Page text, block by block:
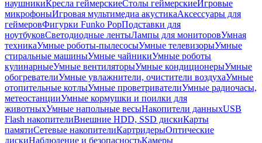
наушникиКресла геймерскиеСтолы геймерскиеИгровые
микрофоныИгровая мультимедиа акустикаАксессуары для
геймеровФигурки Funko PopПодставки для
ноутбуковСветодиодные лентыЛампы для мониторовУмная
техникаУмные роботы-пылесосыУмные телевизорыУмные
стиральные машиныУмные чайникиУмные роботы
кулинарныеУмные вентиляторыУмные кондиционерыУмные
обогревателиУмные увлажнители, очистители воздухаУмные
отопительные котлыУмные проветривателиУмные радиочасы,
метеостанцииУмные кормушки и поилки для
животныхУмные напольные весыНакопители данныхUSB
Flash накопителиВнешние HDD, SSD дискиКарты
памятиСетевые накопителиКартридерыОптические
дискиНаблюдение и безопасностьКамеры